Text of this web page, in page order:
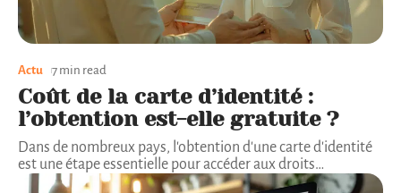
Actu 7 min read
Coût de la carte d’identité :
l’obtention est-elle gratuite ?
Dans de nombreux pays, l'obtention d'une carte d'identité
est une étape essentielle pour accéder aux droits…